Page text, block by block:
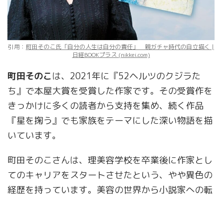
引用： 町田そのこ氏「自分の人生は自分の責任」 親ガチャ時代の自立描く |
日経BOOKプラス (nikkei.com)
町田そのこは、2021年に『52ヘルツのクジラた
ち』で本屋大賞を受賞した作家です。その受賞作を
きっかけに多くの読者から支持を集め、続く作品
『星を掬う』でも家族をテーマにした深い物語を描
いています。
町田そのこさんは、理美容学校を卒業後に作家とし
てのキャリアをスタートさせたという、やや異色の
経歴を持っています。美容の世界から小説家への転